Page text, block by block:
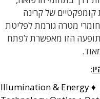
קומפקטיים של קרינה
מטרה גורמת לפליטת
הזו מאפשרת לפתח
.
:
Illumination & Energy